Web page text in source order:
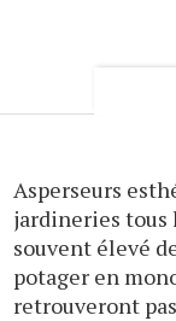
Asperseurs
jardineries tous
souvent élevé
potager en
retrouveront